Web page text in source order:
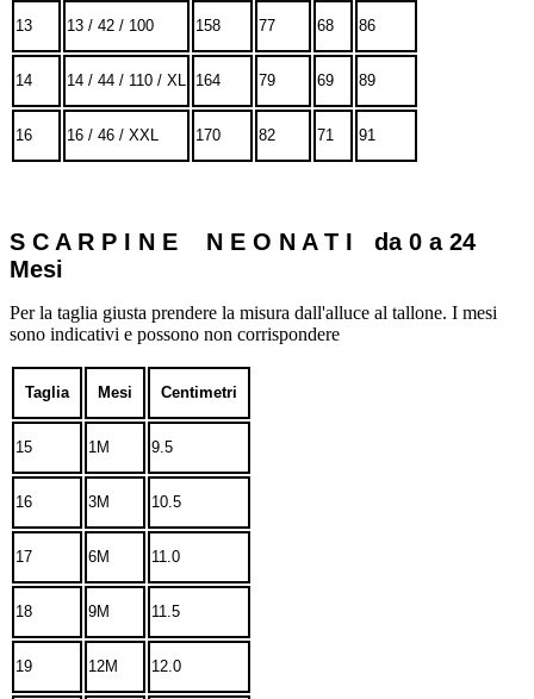
13 13 / 42 / 100 158 77 68 86
14 14 / 44 / 110 / XL 164 79 69 89
16 16 / 46 / XXL 170 82 71 91
S C A R P I N E N E O N A T I da 0 a 24
Mesi
Per la taglia giusta prendere la misura dall'alluce al tallone. I mesi
sono indicativi e possono non corrispondere
Taglia Mesi Centimetri
15 1M 9.5
16 3M 10.5
17 6M 11.0
18 9M 11.5
19 12M 12.0